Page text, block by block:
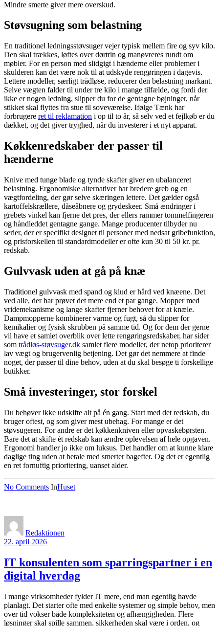
Mindre smerte giver mere overskud.
Støvsugning som belastning
En traditionel ledningsstøvsuger vejer typisk mellem fire og syv kilo.
Den skal trækkes, løftes over dørtrin og manøvreres rundt om
møbler. For en person med slidgigt i hænderne eller problemer i
skulderen kan det være nok til at udskyde rengøringen i dagevis.
Lettere modeller, særligt trådløse, reducerer den belastning markant.
Selve vægten falder til under tre kilo i mange tilfælde, og fordi der
ikke er nogen ledning, slipper du for de gentagne bøjninger, når
stikket skal flyttes fra stue til soveværelse. Ifølge Tænk har
forbrugere ret til reklamation i op til to år, så selv ved et fejlkøb er du
dækket, og det giver tryghed, når du investerer i et nyt apparat.
Køkkenredskaber der passer til
hænderne
Knive med tunge blade og tynde skafter giver en ubalanceret
belastning. Ergonomiske alternativer har bredere greb og en
vægtfordeling, der gør selve skæringen lettere. Det gælder også
kartoffelskrællere, dåseåbnere og grydeskeer. Små ændringer i
grebets vinkel kan fjerne det pres, der ellers rammer tommelfingeren
og håndleddet gentagne gange. Mange producenter tilbyder nu
serier, der er specifikt designet til personer med nedsat gribefunktion,
og prisforskellen til standardmodeller er ofte kun 30 til 50 kr. pr.
redskab.
Gulvvask uden at gå på knæ
Traditionel gulvvask med spand og klud er hård ved knæene. Det
ved alle, der har prøvet det mere end et par gange. Mopper med
vridemekanisme og lange skafter fjerner behovet for at knæle.
Dampmopperne kombinerer varme og fugt, så du slipper for
kemikalier og fysisk skrubben på samme tid. Og for dem der gerne
vil have et samlet overblik over lette rengøringsredskaber, har sider
som trådløs-støvsuger.dk samlet flere modeller, der netop prioriterer
lav vægt og brugervenlig betjening. Det gør det nemmere at finde
noget, der passer til dine behov, uden at du skal besøge ti forskellige
butikker.
Små investeringer, stor forskel
Du behøver ikke udskifte alt på én gang. Start med det redskab, du
bruger oftest, og som giver mest ubehag. For mange er det
støvsugeren. For andre er det køkkenkniven eller opvaskebørsten.
Bare det at skifte ét redskab kan ændre oplevelsen af hele opgaven.
Ergonomi handler jo ikke om luksus. Det handler om at kunne klare
daglige ting uden at betale med smerter bagefter. Og det er egentlig
en ret fornuftig prioritering, uanset alder.
No Comments InHuset
Redaktionen
22. april 2026
IT konsulenten som sparringspartner i en
digital hverdag
I mange virksomheder fylder IT mere, end man egentlig havde
planlagt. Det starter ofte med enkelte systemer og simple behov, men
over tid vokser både kompleksiteten og afhængigheden. Flere
løsninger skal spille sammen, sikkerheden skal være i orden, og